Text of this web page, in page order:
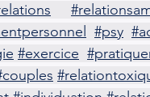
#psy
#exercice